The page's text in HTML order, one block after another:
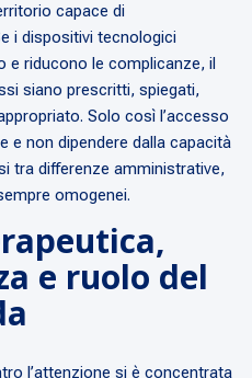
capace di
i dispositivi tecnologici
e riducono le complicanze, il
siano prescritti, spiegati,
Solo così l’accesso
e non dipendere dalla capacità
tra differenze amministrative,
omogenei.
e ruolo del
l’attenzione si è concentrata